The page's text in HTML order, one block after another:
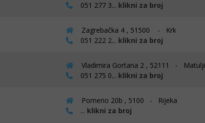
051 277 3... klikni za broj
Zagrebačka 4 , 51500 - Krk
051 222 2... klikni za broj
Vladimira Gortana 2 , 52111 - Matulji
051 275 0... klikni za broj
Pomerio 20b , 5100 - Rijeka
... klikni za broj